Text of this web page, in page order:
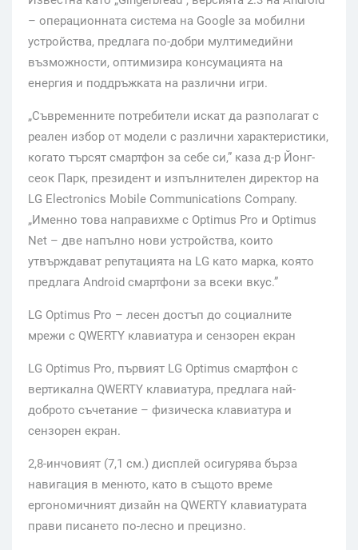
– операционната система на Google за мобилни
устройства, предлага по-добри мултимедийни
възможности, оптимизира консумацията на
енергия и поддръжката на различни игри.
„Съвременните потребители искат да разполагат с
реален избор от модели с различни характеристики,
когато търсят смартфон за себе си,” каза д-р Йонг-
сеок Парк, президент и изпълнителен директор на
LG Electronics Mobile Communications Company.
„Именно това направихме с Optimus Pro и Optimus
Net – две напълно нови устройства, които
утвърждават репутацията на LG като марка, която
предлага Android смартфони за всеки вкус.”
LG Optimus Pro – лесен достъп до социалните
мрежи с QWERTY клавиатура и сензорен екран
LG Optimus Pro, първият LG Optimus смартфон с
вертикална QWERTY клавиатура, предлага най-
доброто съчетание – физическа клавиатура и
сензорен екран.
2,8-инчовият (7,1 см.) дисплей осигурява бърза
навигация в менюто, като в същото време
ергономичният дизайн на QWERTY клавиатурата
прави писането по-лесно и прецизно.